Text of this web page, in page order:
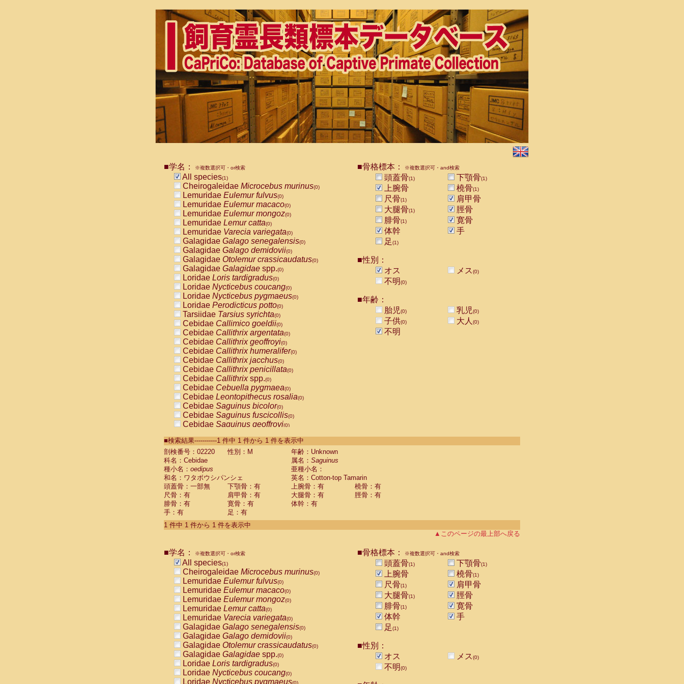
■学名： ※複数選択可・or検索
All species(1)
Cheirogaleidae Microcebus murinus(0)
Lemuridae Eulemur fulvus(0)
Lemuridae Eulemur macaco(0)
Lemuridae Eulemur mongoz(0)
Lemuridae Lemur catta(0)
Lemuridae Varecia variegata(0)
Galagidae Galago senegalensis(0)
Galagidae Galago demidovii(0)
Galagidae Otolemur crassicaudatus(0)
Galagidae Galagidae spp.(0)
Loridae Loris tardigradus(0)
Loridae Nycticebus coucang(0)
Loridae Nycticebus pygmaeus(0)
Loridae Perodicticus potto(0)
Tarsiidae Tarsius syrichta(0)
Cebidae Callimico goeldii(0)
Cebidae Callithrix argentata(0)
Cebidae Callithrix geoffroyi(0)
Cebidae Callithrix humeralifer(0)
Cebidae Callithrix jacchus(0)
Cebidae Callithrix penicillata(0)
Cebidae Callithrixspp.(0)
Cebidae Cebuella pygmaea(0)
Cebidae Leontopithecus rosalia(0)
Cebidae Saguinus bicolor(0)
Cebidae Saguinus fuscicollis(0)
Cebidae Saguinus geoffroyi(0)
CebidaeSaguinus labiatus(0)
Cebidae Saguinus leucopus (0)
Cebidae
Cebidae
CebidaeSaguinus nigricollis (0)
Cebidae Saguinus oedipus
Cebidae Saguinus weddelli
Cebidae Saguinusspp.
Cebidae Aotus trivirgatus
Cebidae Cebus albifrons
CebidaeCebus nigrivittatus
CebidaeCebus
CebidaeSaimiri boliviensis(0)
CebidaeSaimiri sciureus(0)
AtelidaeAlouatta caraya(0)
AtelidaeAlouatta fusca(0)
AtelidaeAlouatta seniculus
AtelidaeAlouattaspp.(0)
AtelidaeAteles belzebuth(0)
AtelidaeAteles geoffroyi(0)
AtelidaeAteles paniscus(0)
AtelidaeAtelesspp.(0)
Atelidae Lagothrix lagothricha
AtelidaeLagothrix lagothricha cana
PitheciidaeCacajao calvus rubicundus
■骨格標本： ※複数選択可・and検索
頭蓋骨(1) 下顎骨(1)
上腕骨 橈骨(1)
尺骨(1)
肩甲骨
大腿骨(1)
脛骨
腓骨(1)
寛骨
体幹
手
足(1)
■性別：
オス
メス(0)
不明(0)
■年齢：
胎児(0) 乳児(0)
子供(0) 大人 (0)
不明
■検索結果-----------1 件中 1 件から 1 件を表示中
剖検番号：02220
性別：M
年齢：Unknown
科名：Cebidae
属名： Saguinus
種小名： oedipus
亜種小名：
和名：ワタボウシパンシェ
英名：Cotton-top Tamarin
頭蓋骨：一部無
下顎骨：有 上腕骨：有
橈骨：有
尺骨：有
肩甲骨：有 大腿骨：有
脛骨：有
腓骨：有
寛骨：有
体幹：有
手：有
足：有
1 件中 1 件から 1 件を表示中
▲このページの最上部へ戻る
■学名： ※複数選択可・or検索
All species(1)
Cheirogaleidae Microcebus murinus(0)
Lemuridae Eulemur fulvus(0)
Lemuridae Eulemur macaco(0)
Lemuridae Eulemur mongoz(0)
Lemuridae Lemur catta(0)
Lemuridae Varecia variegata(0)
Galagidae Galago senegalensis(0)
Galagidae Galago demidovii(0)
Galagidae Otolemur crassicaudatus(0)
Galagidae Galagidae spp.(0)
Loridae Loris tardigradus(0)
Loridae Nycticebus coucang(0)
Loridae Nycticebus pygmaeus(0)
■骨格標本： ※複数選択可・and検索
頭蓋骨(1) 下顎骨(1)
上腕骨 橈骨(1)
尺骨(1)
肩甲骨
大腿骨(1)
脛骨
腓骨(1)
寛骨
体幹
手
足(1)
■性別：
オス
メス(0)
不明(0)